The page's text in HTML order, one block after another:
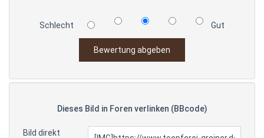
Schlecht Gut
Dieses Bild in Foren verlinken (BBcode)
Bild direkt